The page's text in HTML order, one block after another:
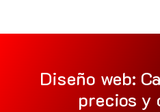
Diseño web:
precios y